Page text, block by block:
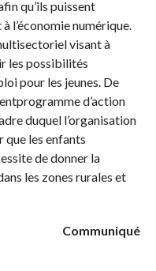
qu’ils puissent
l’économie numérique.
visant à
les possibilités
pour les jeunes. De
d’action
duquel l’organisation
que les enfants
de donner la
les zones rurales et
Communiqué